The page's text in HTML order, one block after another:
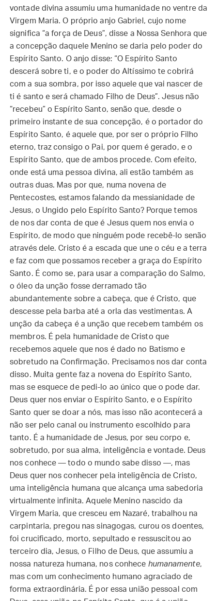
vontade divina assumiu uma humanidade no ventre da
Virgem Maria. O próprio anjo Gabriel, cujo nome
significa “a força de Deus”, disse a Nossa Senhora que
a concepção daquele Menino se daria pelo poder do
Espírito Santo. O anjo disse: “O Espírito Santo
descerá sobre ti, e o poder do Altíssimo te cobrirá
com a sua sombra, por isso aquele que vai nascer de
ti é santo e será chamado Filho de Deus”. Jesus não
“recebeu” o Espírito Santo, senão que, desde o
primeiro instante de sua concepção, é o portador do
Espírito Santo, é aquele que, por ser o próprio Filho
eterno, traz consigo o Pai, por quem é gerado, e o
Espírito Santo, que de ambos procede. Com efeito,
onde está uma pessoa divina, ali estão também as
outras duas. Mas por que, numa novena de
Pentecostes, estamos falando da messianidade de
Jesus, o Ungido pelo Espírito Santo? Porque temos
de nos dar conta de que é Jesus quem nos envia o
Espírito, de modo que ninguém pode recebê-lo senão
através dele. Cristo é a escada que une o céu e a terra
e faz com que possamos receber a graça do Espírito
Santo. É como se, para usar a comparação do Salmo,
o óleo da unção fosse derramado tão
abundantemente sobre a cabeça, que é Cristo, que
descesse pela barba até a orla das vestimentas. A
unção da cabeça é a unção que recebem também os
membros. É pela humanidade de Cristo que
recebemos aquele que nos é dado no Batismo e
sobretudo na Confirmação. Precisamos nos dar conta
disso. Muita gente faz a novena do Espírito Santo,
mas se esquece de pedi-lo ao único que o pode dar.
Deus quer nos enviar o Espírito Santo, e o Espírito
Santo quer se doar a nós, mas isso não acontecerá a
não ser pelo canal ou instrumento escolhido para
tanto. É a humanidade de Jesus, por seu corpo e,
sobretudo, por sua alma, inteligência e vontade. Deus
nos conhece — todo o mundo sabe disso —, mas
Deus quer nos conhecer pela inteligência de Cristo,
uma inteligência humana que alcança uma sabedoria
virtualmente infinita. Aquele Menino nascido da
Virgem Maria, que cresceu em Nazaré, trabalhou na
carpintaria, pregou nas sinagogas, curou os doentes,
foi crucificado, morto, sepultado e ressuscitou ao
terceiro dia, Jesus, o Filho de Deus, que assumiu a
nossa natureza humana, nos conhece humanamente,
mas com um conhecimento humano agraciado de
forma extraordinária. É por essa união pessoal com